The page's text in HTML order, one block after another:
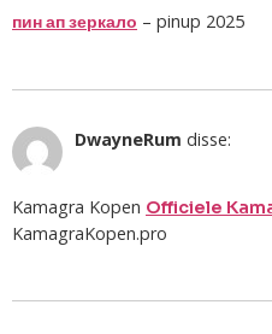
пин ап зеркало – pinup 2025
DwayneRum disse:
Kamagra Kopen Officiele
KamagraKopen.pro